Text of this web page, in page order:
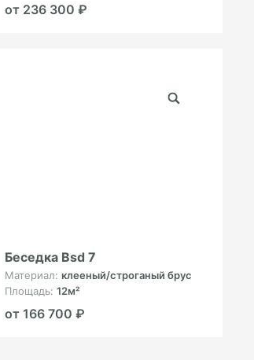
от 236 300 ₽
Беседка Bsd 7
Материал: клееный/строганый брус
Площадь: 12м²
от 166 700 ₽